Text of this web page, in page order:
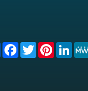
Share FacebookTwitterPinterest